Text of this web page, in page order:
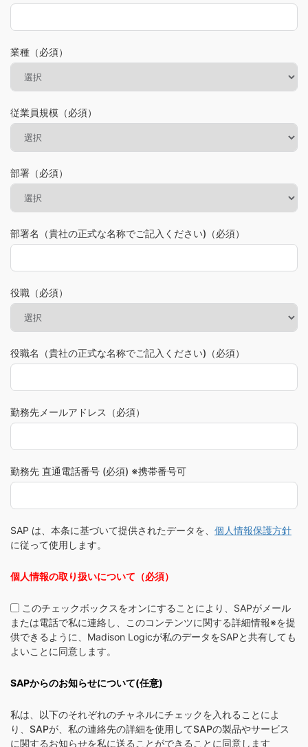
業種（必須）
従業員規模（必須）
部署（必須）
部署名（貴社の正式な名称でご記入ください)（必須）
役職（必須）
役職名（貴社の正式な名称でご記入ください)（必須）
勤務先メールアドレス（必須）
勤務先 直通電話番号 (必須) ※携帯番号可
SAP は、本条に基づいて提供されたデータを、 個人情報保護方針
に従って使用します。
個人情報の取り扱いについて（必須）
このチェックボックスをオンにすることにより、SAPがメール
または電話で私に連絡し、このコンテンツに関する詳細情報※を提
供できるように、Madison Logicが私のデータをSAPと共有しても
よいことに同意します。
SAPからのお知らせについて(任意)
私は、以下のそれぞれのチャネルにチェックを入れることによ
り、SAPが、私の連絡先の詳細を使用してSAPの製品やサービス
に関するお知らせを私に送ることができることに同意します